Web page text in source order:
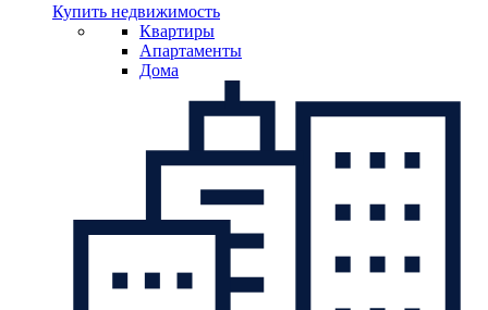
Купить недвижимость
Квартиры
Апартаменты
Дома